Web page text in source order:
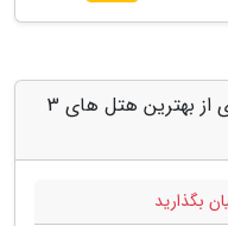
دیدگاه های مرتبط با "معرفی تعدادی از بهترین هتل های 3
بگذارید